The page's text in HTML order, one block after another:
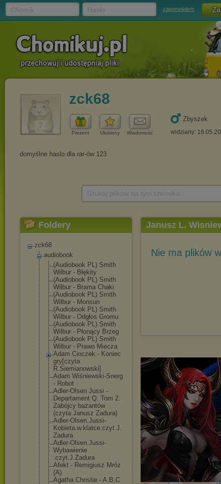
zapomniałem
zck68
Prezent Ulubiony Wiadomość
Zbyszek
widziany:
Foldery
zck68
audiobook
(Audiobook PL) Smith
Wilbur - Błękity
(Audiobook PL) Smith
Wilbur - Brama Chaki
(Audiobook PL) Smith
Wilbur - Monsun
(Audiobook PL) Smith
Wilbur - Odgłos Gromu
(Audiobook PL) Smith
Wilbur - Płonący Brzeg
(Audiobook PL) Smith
Wilbur - Prawo Miecza
Adam Cioczek - Koniec
gry[czyta
R.Siemianowski]
Adam Wiśniewski-Snerg
- Robot
Adler-Olsen Jussi -
Departament Q. Tom 2.
Zabójcy bażantów
(czyta Janusz Zadura)
Adler-Olsen.Jussi-
Kobieta.w. klatce.czyt.J.
Zadura
Adler-Olsen.Jussi-
Wybawienie
.czyt.J.Zadura
Afekt - Remigiusz Mróz
(A)
Agatha Christie - A.B.C
Janusz L.
Nie ma plików